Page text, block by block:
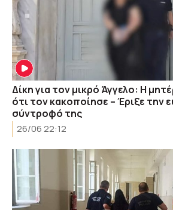
Δίκη για τον μικρό Άγγελο: Η
ότι τον κακοποίησε – Έριξε την
σύντροφό της
26/06 22:12